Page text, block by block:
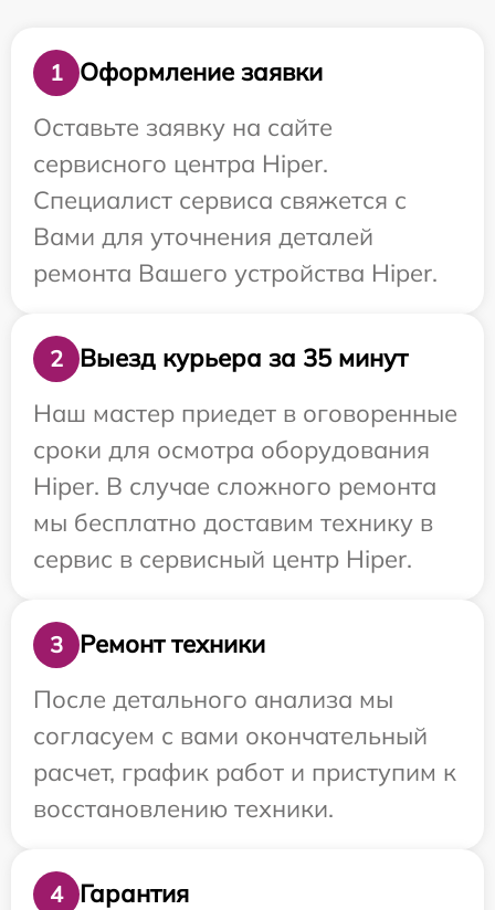
1
Оформление заявки
Оставьте заявку на сайте
сервисного центра Hiper.
Специалист сервиса свяжется с
Вами для уточнения деталей
ремонта Вашего устройства Hiper.
2
Выезд курьера за 35 минут
Наш мастер приедет в оговоренные
сроки для осмотра оборудования
Hiper. В случае сложного ремонта
мы бесплатно доставим технику в
сервис в сервисный центр Hiper.
3
Ремонт техники
После детального анализа мы
согласуем с вами окончательный
расчет, график работ и приступим к
восстановлению техники.
4
Гарантия